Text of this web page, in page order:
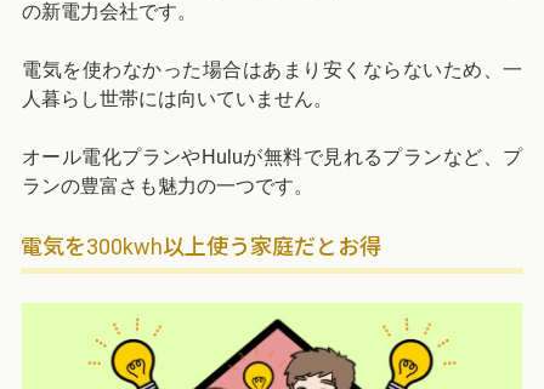
の新電力会社です。
電気を使わなかった場合はあまり安くならないため、一
人暮らし世帯には向いていません。
オール電化プランやHuluが無料で見れるプランなど、プ
ランの豊富さも魅力の一つです。
電気を300kwh以上使う家庭だとお得